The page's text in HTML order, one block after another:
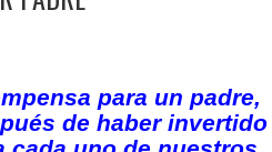
para un padre,
de haber invertido